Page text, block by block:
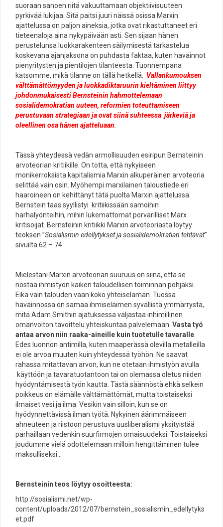
suoraan sanoen riitä vakuuttamaan objektiivisuuteen
pyrkivää lukijaa. Sitä paitsi juuri näissä osissa Marxin
ajattelussa on paljon aineksia, jotka ovat rikastuttaneet eri
tieteenaloja aina nykypäivään asti. Sen sijaan hänen
perustelunsa luokkarakenteen säilymisestä tarkastelua
koskevana ajanjaksona on puhdasta faktaa, kuten havainnot
pienyritysten ja pientilojen tilanteesta. Tuonnempana
katsomme, mikä tilanne on tällä hetkellä. Vallankumouksen
välttämättömyyden ja luokkadiktaruurin kieltäminen liittyy
johdonmukaisesti Bernsteinin hahmottelemaan
sosialidemokratian uuteen, reformien toteuttamiseen
perustuvaan strategiaan ja ovat siinä suhteessa järkeviä ja
oleellinen osa hänen ajatteluaan
Tässä yhteydessä vedän armollisuuden esiripun Bernsteinin
arvoteorian kritiikille. On totta, että nykyiseen
monikerroksista kapitalismia Marxin alkuperäinen arvoteoria
selittää vain osin. Myöhempi marxilainen taloustiede eri
haaroineen on kehittänyt tätä puolta Marxin ajattelussa.
Bernstein taas syyllistyi kritiikissään samoihin
harhalyönteihin, mihin lukemattomat porvarilliset Marx
kritisoijat. Bernsteinin kritiikki Marxin arvoteoriasta löytyy
teoksen ”Sosialismin edellytykset ja sosialidemokratian tehtävät”
sivuilta 62 – 74.
Mielestäni Marxin arvoteorian suuruus on siinä, että se
nostaa ihmistyön kaiken taloudellisen toiminnan pohjaksi.
Eikä vain talouden vaan koko yhteiselämän. Tuossa
havainnossa on samaa ihmiseläimen syvällistä ymmärrystä,
mitä Adam Smithin ajatuksessa valjastaa inhimillinen
omanvoiton tavoittelu yhteiskuntaa palvelemaan. Vasta työ
antaa arvon niin raaka-aineille kuin tuotetulle tavaralle
Edes luonnon antimilla, kuten maaperässä olevilla metalleilla
ei ole arvoa muuten kuin yhteydessä työhön. Ne saavat
rahassa mitattavan arvon, kun ne otetaan ihmistyön avulla
käyttöön ja tavaratuotantoon tai on olemassa oletus niiden
hyödyntämisestä työn kautta. Tästä säännöstä ehkä selkein
poikkeus on elämälle välttämättömät, mutta toistaiseksi
ilmaiset vesi ja ilma. Vesikin vain silloin, kun se on
hyödynnettävissä ilman työtä. Nykyinen äärimmäiseen
ahneuteen ja riistoon perustuva uusliberalismi yksityistää
parhaillaan vedenkin suurfirmojen omaisuudeksi. Toistaiseksi
joudumme vielä odottelemaan milloin hengittäminen tulee
maksulliseksi…
Bernsteinin teos löytyy osoitteesta:
http://sosialismi.net/wp-
content/uploads/2012/07/bernstein_sosialismin_edellytyks
et.pdf